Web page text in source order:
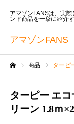
アマゾンFANS
アマゾンFANSは、実
ンド商品を一挙に紹介
商品 ターピ
ターピー エ
リーン 1.8ｍ